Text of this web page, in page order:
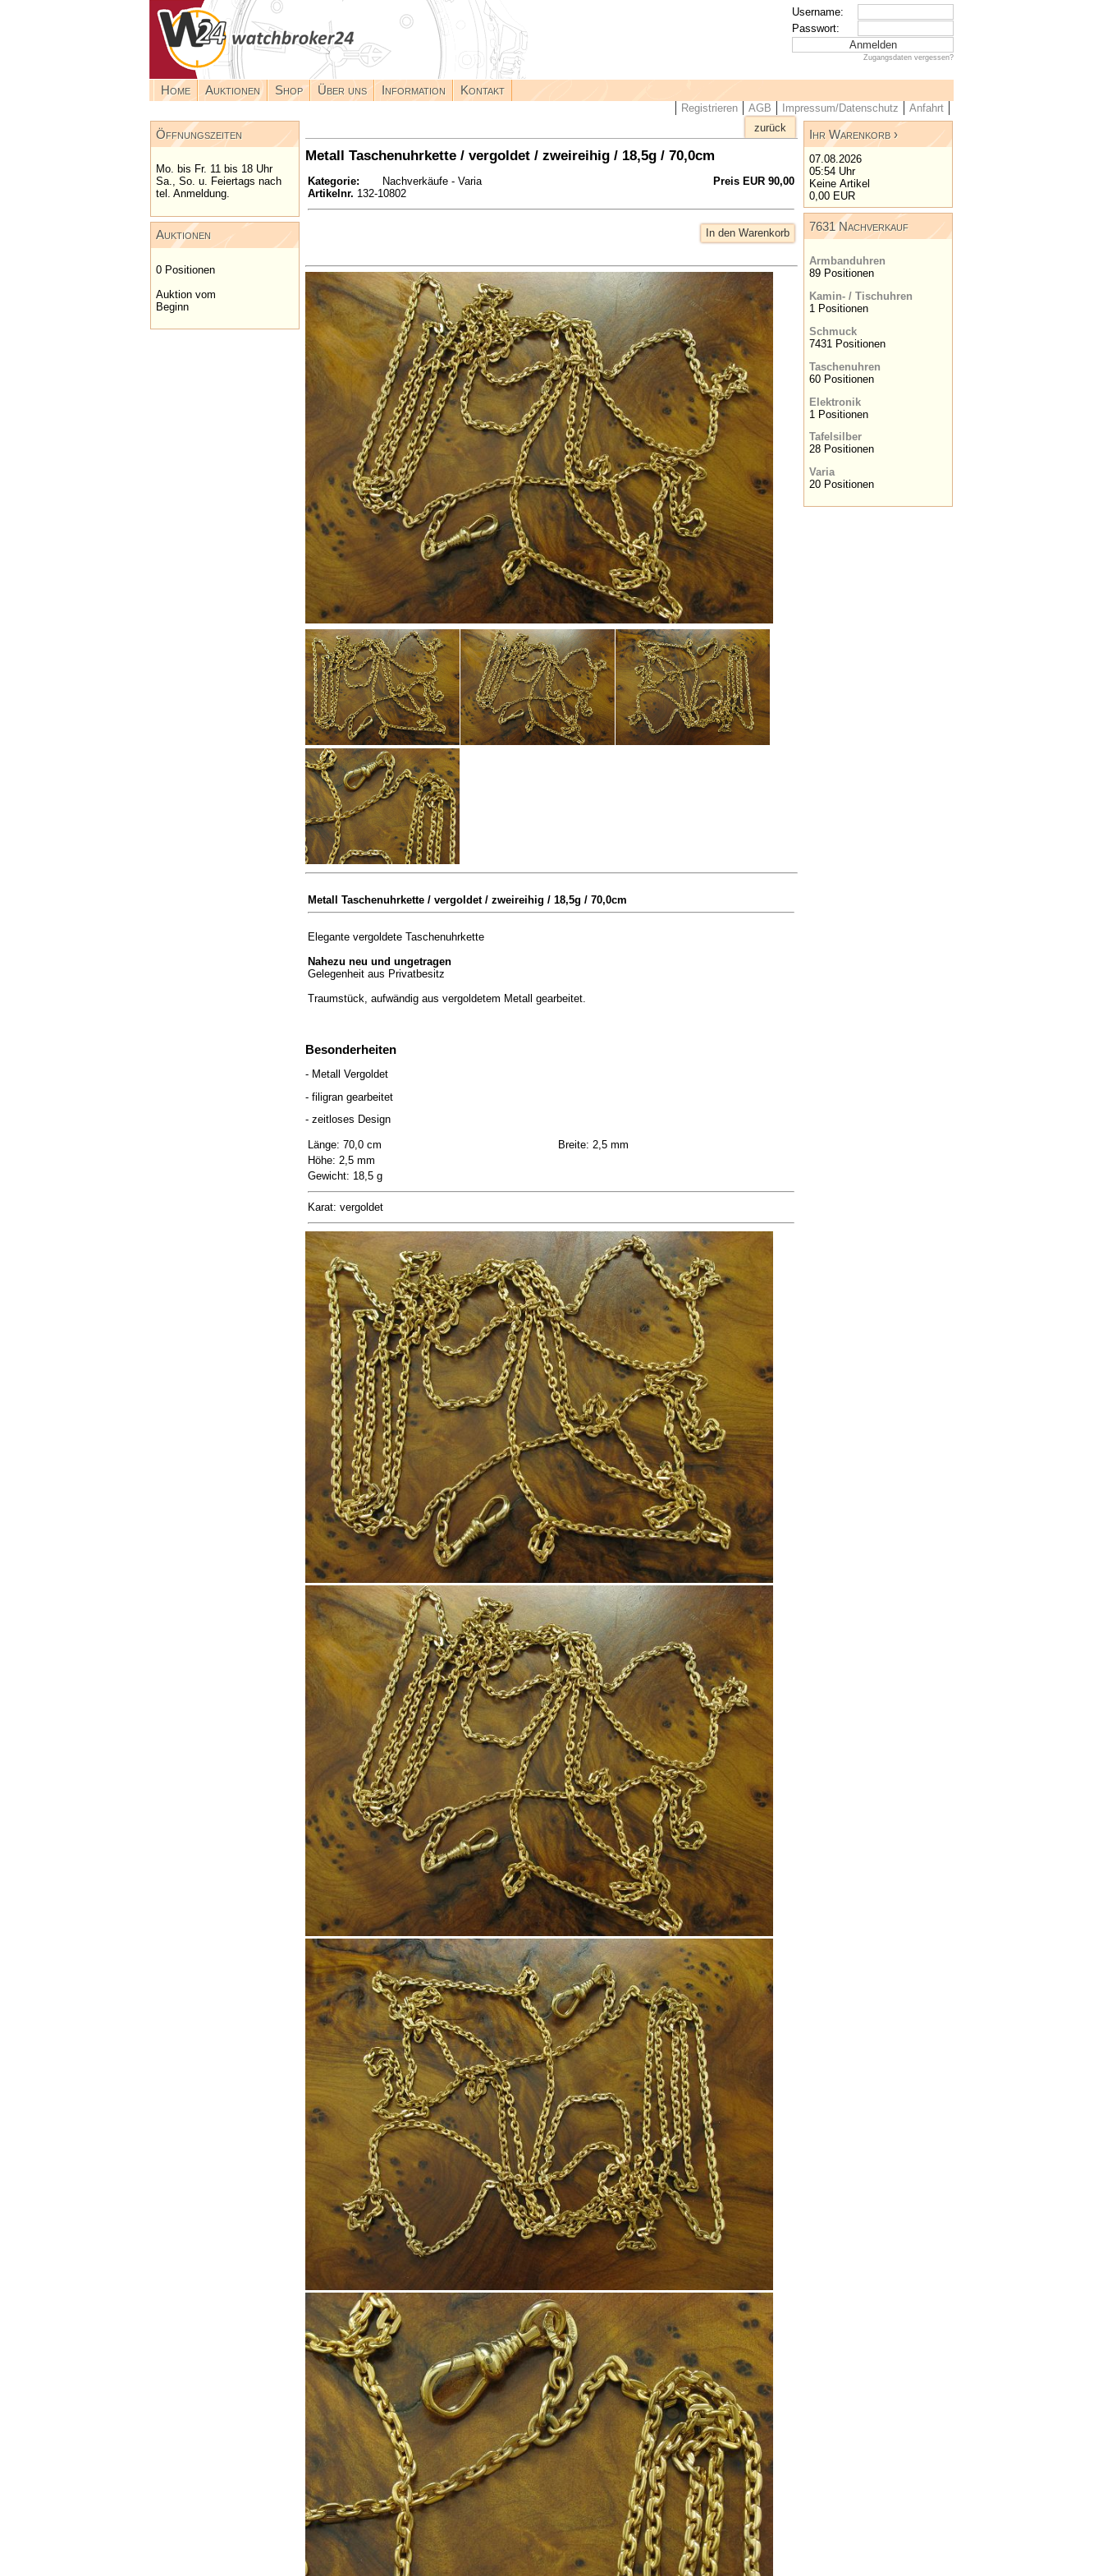
Username:
Passwort:
Zugangsdaten vergessen?
Home Auktionen Shop Über uns Information Kontakt
Registrieren AGB Impressum/Datenschutz Anfahrt
Öffnungszeiten
Mo. bis Fr. 11 bis 18 Uhr
Sa., So. u. Feiertags nach
tel. Anmeldung.
Auktionen
0 Positionen
Auktion vom
Beginn
zurück
Metall Taschenuhrkette / vergoldet / zweireihig / 18,5g / 70,0cm
Kategorie: Nachverkäufe - Varia
Artikelnr. 132-10802
Preis EUR 90,00
Metall Taschenuhrkette / vergoldet / zweireihig / 18,5g / 70,0cm
Elegante vergoldete Taschenuhrkette
Nahezu neu und ungetragen
Gelegenheit aus Privatbesitz
Traumstück, aufwändig aus vergoldetem Metall gearbeitet.
Besonderheiten
- Metall Vergoldet
- filigran gearbeitet
- zeitloses Design
Länge: 70,0 cm
Breite: 2,5 mm
Höhe: 2,5 mm
Gewicht: 18,5 g
Karat: vergoldet
Ihr Warenkorb
07.08.2026
05:54 Uhr
Keine Artikel
0,00 EUR
7631 Nachverkauf
Armbanduhren
89 Positionen
Kamin- / Tischuhren
1 Positionen
Schmuck
7431 Positionen
Taschenuhren
60 Positionen
Elektronik
1 Positionen
Tafelsilber
28 Positionen
Varia
20 Positionen